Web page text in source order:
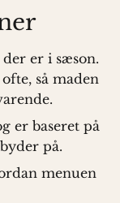
er i sæson.
så maden
er baseret på
på.
menuen